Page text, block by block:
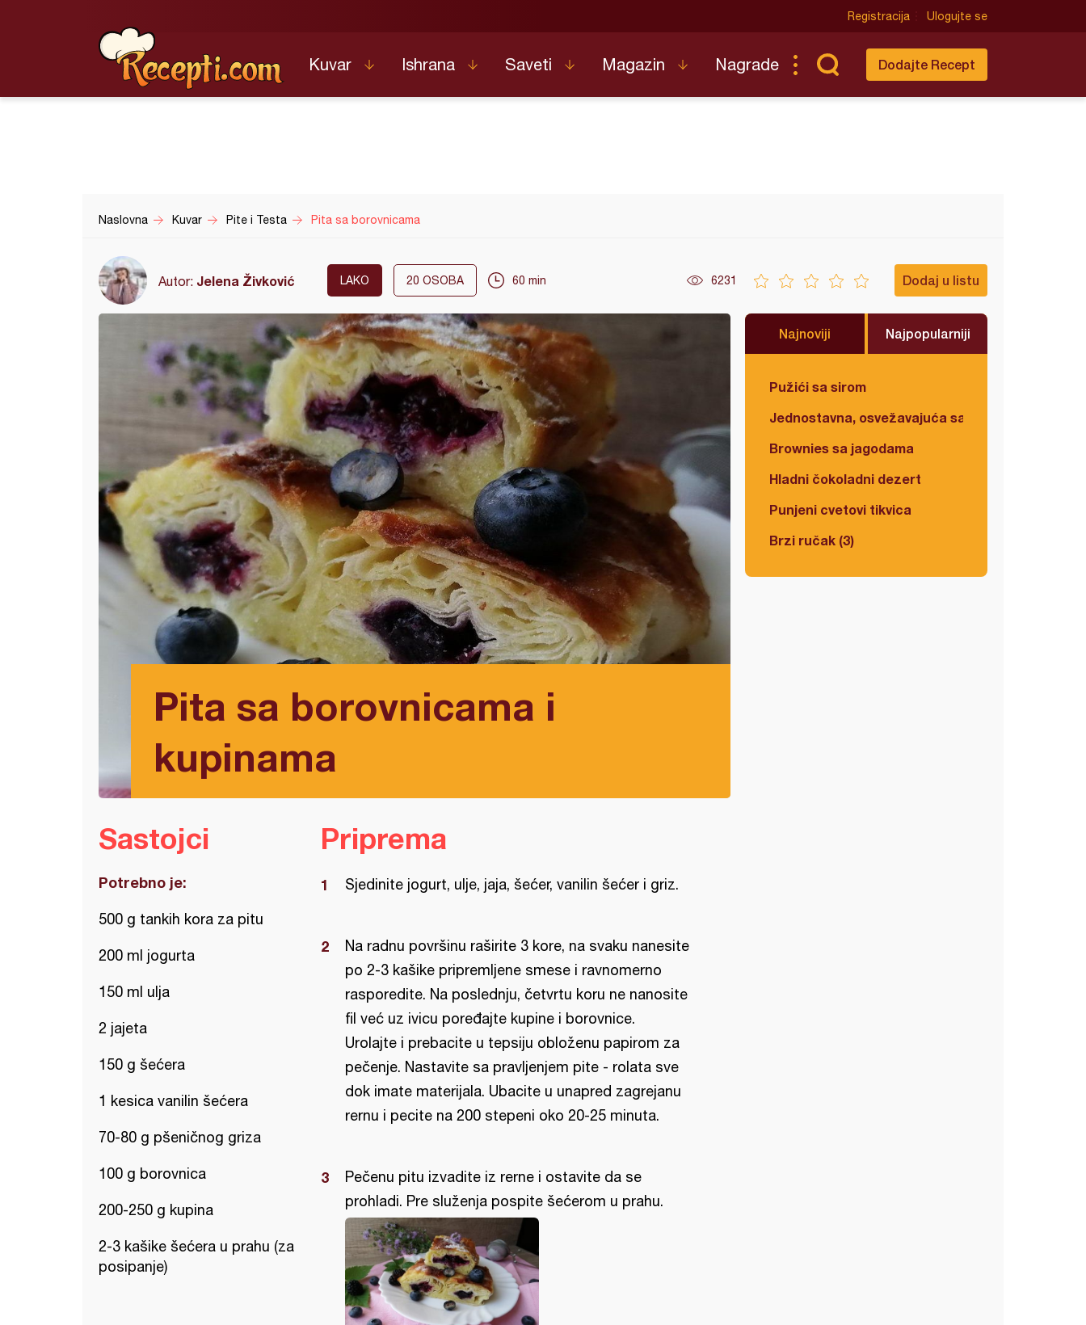
Registracija Ulogujte se
Kuvar Ishrana Saveti Magazin Nagrade Dodajte Recept
Naslovna Kuvar Pite i Testa Pita sa borovnicama
Autor: Jelena Živković LAKO 20 OSOBA 60 min 6231 Dodaj u listu
Pita sa borovnicama i
kupinama
Najnoviji Najpopularniji
Pužići sa sirom
Jednostavna, osvežavajuća salata
Brownies sa jagodama
Hladni čokoladni dezert
Punjeni cvetovi tikvica
Brzi ručak (3)
Sastojci
Potrebno je:
500 g tankih kora za pitu
200 ml jogurta
150 ml ulja
2 jajeta
150 g šećera
1 kesica vanilin šećera
70-80 g pšeničnog griza
100 g borovnica
200-250 g kupina
2-3 kašike šećera u prahu (za
posipanje)
Priprema
Sjedinite jogurt, ulje, jaja, šećer, vanilin šećer i griz.
Na radnu površinu raširite 3 kore, na svaku nanesite
po 2-3 kašike pripremljene smese i ravnomerno
rasporedite. Na poslednju, četvrtu koru ne nanosite
fil već uz ivicu poređajte kupine i borovnice.
Urolajte i prebacite u tepsiju obloženu papirom za
pečenje. Nastavite sa pravljenjem pite - rolata sve
dok imate materijala. Ubacite u unapred zagrejanu
rernu i pecite na 200 stepeni oko 20-25 minuta.
Pečenu pitu izvadite iz rerne i ostavite da se
prohladi. Pre služenja pospite šećerom u prahu.